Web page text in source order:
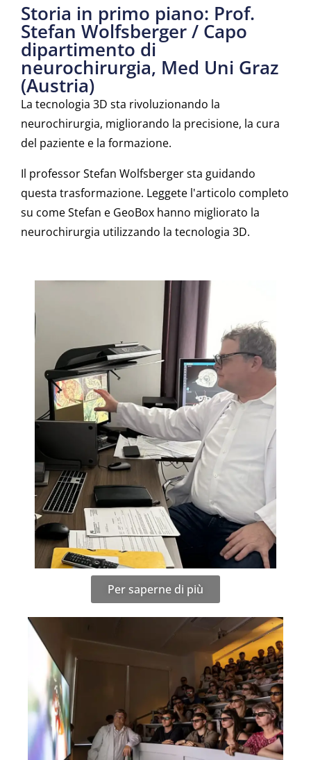
Storia in primo piano: Prof.
Stefan Wolfsberger / Capo
dipartimento di
neurochirurgia, Med Uni Graz
(Austria)
La tecnologia 3D sta rivoluzionando la
neurochirurgia, migliorando la precisione, la cura
del paziente e la formazione.
Il professor Stefan Wolfsberger sta guidando
questa trasformazione. Leggete l'articolo completo
su come Stefan e GeoBox hanno migliorato la
neurochirurgia utilizzando la tecnologia 3D.
Per saperne di più